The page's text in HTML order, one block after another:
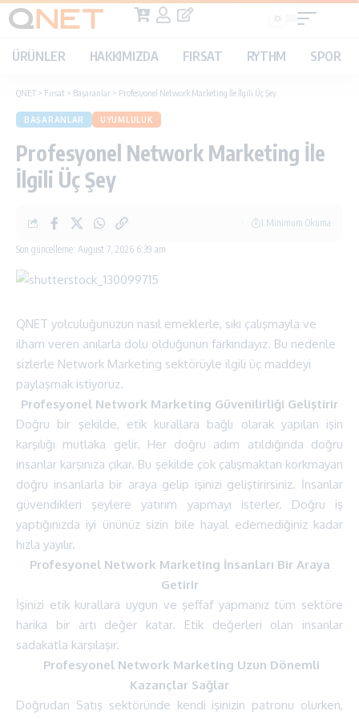
ÜRÜNLER HAKKIMIZDA FIRSAT RYTHM SPOR
QNET > Fırsat > Başaranlar > Profesyonel Network Marketing İle İlgili Üç Şey
BAŞARANLAR UYUMLULUK
Profesyonel Network Marketing İle
İlgili Üç Şey
Son güncelleme: August 7, 2026 6:39 am
1 Minimum Okuma
QNET yolculuğunuzun nasıl emeklerle, sıkı çalışmayla ve
ilham veren anılarla dolu olduğunun farkındayız. Bu nedenle
sizlerle Network Marketing sektörüyle ilgili üç maddeyi
paylaşmak istiyoruz.
Profesyonel Network Marketing Güvenilirliği Geliştirir
Doğru bir şekilde, etik kurallara bağlı olarak yapılan işin
karşılığı mutlaka gelir. Her doğru adım atıldığında doğru
insanlar karşınıza çıkar. Bu şekilde çok çalışmaktan korkmayan
doğru insanlarla bir araya gelip işinizi geliştirirsiniz. İnsanlar
güvendikleri şeylere yatırım yapmayı isterler. Doğru iş
yaptığınızda iyi ününüz sizin bile hayal edemediğiniz kadar
hızla yayılır.
Profesyonel Network Marketing İnsanları Bir Araya
Getirir
İşinizi etik kurallara uygun ve şeffaf yapmanız tüm sektöre
harika bir artı değer katar. Etik değerleri olan insanlar
sadakatla karşılaşır.
Profesyonel Network Marketing Uzun Dönemli
Kazançlar Sağlar
Doğrudan Satış sektöründe kendi işinizin patronu olurken,